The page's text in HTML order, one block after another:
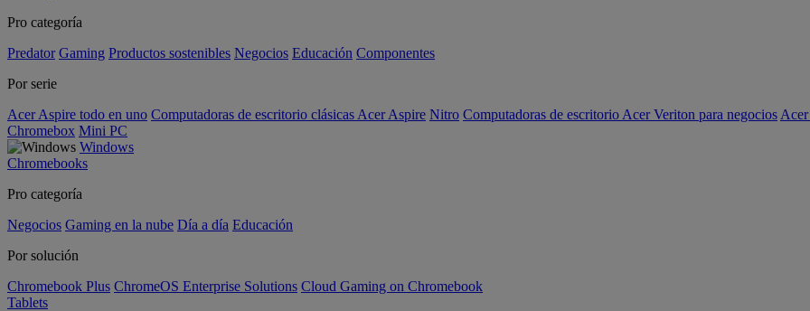
Pro categoría
Predator Gaming Productos sostenibles Negocios Educación Componentes
Por serie
Acer Aspire todo en uno Computadoras de escritorio clásicas Acer Aspire Nitro Computadoras de escritorio Acer Veriton para negocios
Chromebox Mini PC
Windows
Chromebooks
Pro categoría
Negocios Gaming en la nube Día a día Educación
Por solución
Chromebook Plus ChromeOS Enterprise Solutions Cloud Gaming on Chromebook
Tablets